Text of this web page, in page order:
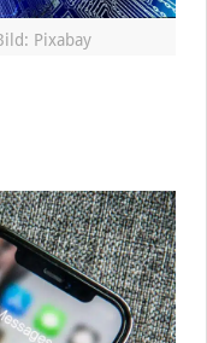
Pixabay